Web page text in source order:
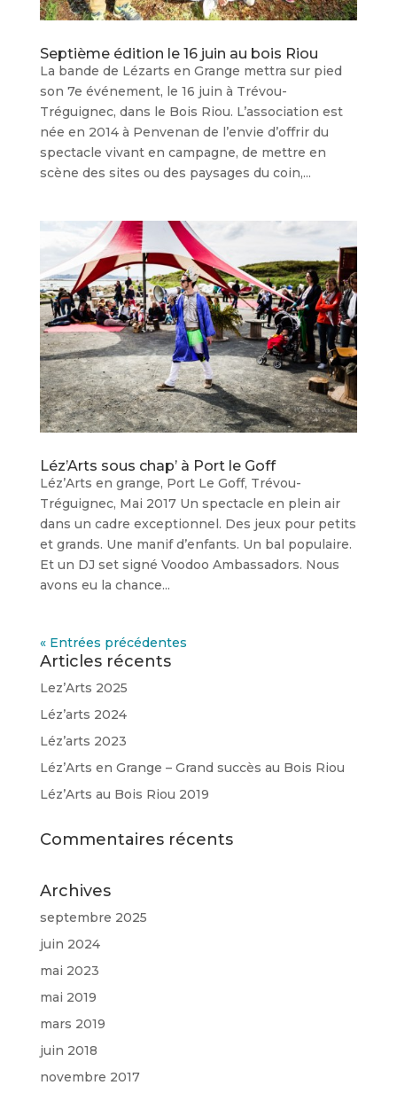
Septième édition le 16 juin au bois Riou
La bande de Lézarts en Grange mettra sur pied
son 7e événement, le 16 juin à Trévou-
Tréguignec, dans le Bois Riou. L’association est
née en 2014 à Penvenan de l’envie d’offrir du
spectacle vivant en campagne, de mettre en
scène des sites ou des paysages du coin,...
Léz’Arts sous chap’ à Port le Goff
Léz’Arts en grange, Port Le Goff, Trévou-
Tréguignec, Mai 2017 Un spectacle en plein air
dans un cadre exceptionnel. Des jeux pour petits
et grands. Une manif d’enfants. Un bal populaire.
Et un DJ set signé Voodoo Ambassadors. Nous
avons eu la chance...
« Entrées précédentes
Articles récents
Lez’Arts 2025
Léz’arts 2024
Léz’arts 2023
Léz’Arts en Grange – Grand succès au Bois Riou
Léz’Arts au Bois Riou 2019
Commentaires récents
Archives
septembre 2025
juin 2024
mai 2023
mai 2019
mars 2019
juin 2018
novembre 2017